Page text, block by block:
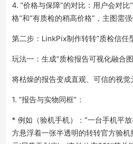
4. “价格与保障”的对比：用户会对比
格”和“有质检的稍高价格”，主图需强
第二步：LinkPix制作转转“质检信任
玩法一：生成“质检报告可视化融合
将枯燥的报告变成直观、可信的视觉
1. “报告与实物同框”：
* 例如（验机手机）：“一台手机平
方悬浮着一张半透明的转转官方验